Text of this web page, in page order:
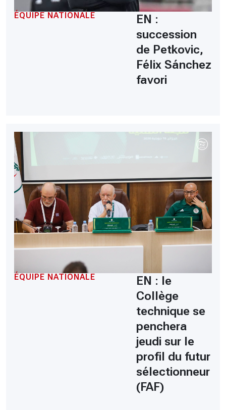
ÉQUIPE NATIONALE
EN :
succession
de Petkovic,
Félix Sánchez
favori
ÉQUIPE NATIONALE
EN : le
Collège
technique se
penchera
jeudi sur le
profil du futur
sélectionneur
(FAF)